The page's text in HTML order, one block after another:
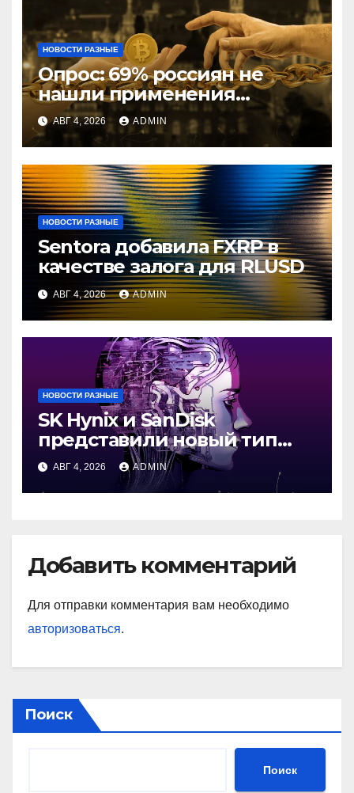
НОВОСТИ РАЗНЫЕ
Опрос: 69% россиян не
нашли применения
криптовалютам
АВГ 4, 2026 ADMIN
НОВОСТИ РАЗНЫЕ
Sentora добавила FXRP в
качестве залога для RLUSD
АВГ 4, 2026 ADMIN
НОВОСТИ РАЗНЫЕ
SK Hynix и SanDisk
представили новый тип
промежуточной памяти
АВГ 4, 2026 ADMIN
Добавить комментарий
Для отправки комментария вам необходимо
авторизоваться.
Поиск
Поиск